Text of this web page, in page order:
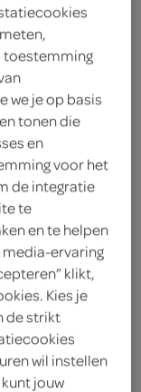
bij de
toestemming
we je op basis
tonen die
en
voor het
de integratie
te
en te helpen
ervaring
klikt,
Kies je
de strikt
wil instellen
kunt jouw